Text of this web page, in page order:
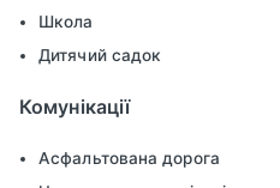
Школа
Дитячий садок
Комунікації
Асфальтована дорога